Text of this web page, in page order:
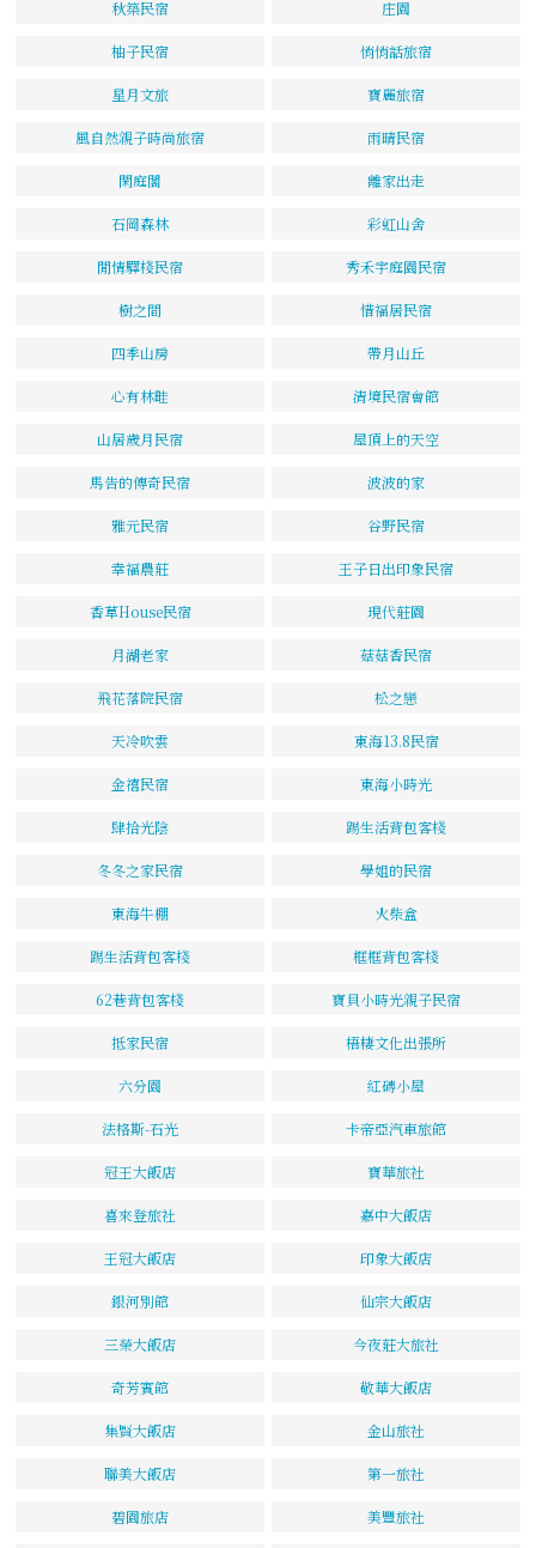
秋築民宿 庄園
柚子民宿 悄悄話旅宿
星月文旅 寶麗旅宿
風自然親子時尚旅宿 雨晴民宿
閑庭閣 離家出走
石岡森林 彩虹山舍
閒情驛棧民宿 秀禾宇庭園民宿
樹之間 惜福居民宿
四季山房 帶月山丘
心有林畦 清境民宿會館
山居歲月民宿 屋頂上的天空
馬告的傳奇民宿 波波的家
雅元民宿 谷野民宿
幸福農莊 王子日出印象民宿
香草House民宿 現代莊園
月湖老家 菇菇香民宿
飛花落院民宿 松之戀
天冷吹雲 東海13.8民宿
金禧民宿 東海小時光
肆拾光陰 踢生活背包客棧
冬冬之家民宿 學姐的民宿
東海牛棚 火柴盒
踢生活背包客棧 框框背包客棧
62巷背包客棧 寶貝小時光親子民宿
抵家民宿 梧棲文化出張所
六分園 紅磚小屋
法格斯-石光 卡帝亞汽車旅館
冠王大飯店 寶華旅社
喜來登旅社 嘉中大飯店
王冠大飯店 印象大飯店
銀河別館 仙宗大飯店
三榮大飯店 今夜莊大旅社
奇芳賓館 敬華大飯店
集賢大飯店 金山旅社
聯美大飯店 第一旅社
碧園旅店 美豐旅社